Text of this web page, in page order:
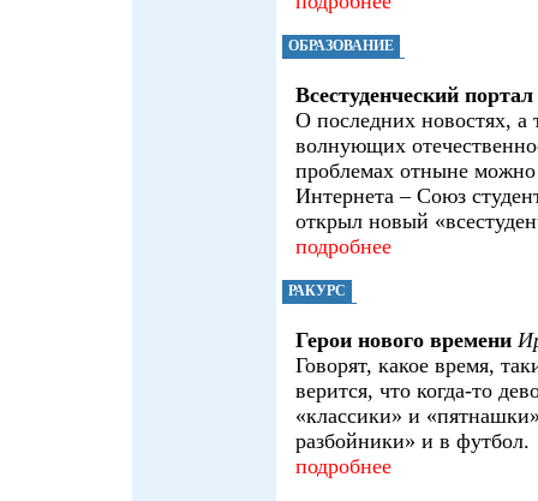
ОБРАЗОВАНИЕ
Всестуденческий портал
О последних новостях, а
волнующих
проблемах отныне можно
Интернета – Союз
открыл новый
подробнее
РАКУРС
Герои нового времени
Говорят, какое время,
верится, что когда-то
«классики» и
разбойники» и в футбол.
подробнее